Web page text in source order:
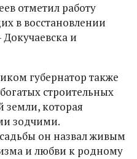
отметил работу
в восстановлении
и
губернатор также
строительных
которая
зодчими.
он назвал живым
и любви к родному